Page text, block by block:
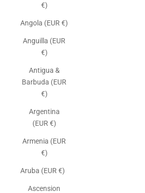
€)
Angola (EUR €)
Anguilla (EUR
€)
Antigua &
Barbuda (EUR
€)
Argentina
(EUR €)
Armenia (EUR
€)
Aruba (EUR €)
Ascension